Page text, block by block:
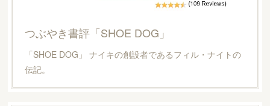
つぶやき書評「SHOE DOG」
「SHOE DOG」 ナイキの創設者であるフィル・ナイトの
伝記。